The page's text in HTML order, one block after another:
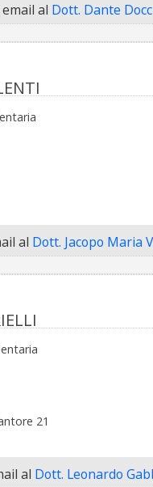
al Dott. Dante
al Dott. Jacopo Maria
21
al Dott. Leonardo